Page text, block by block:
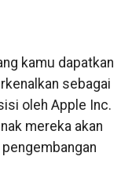
kamu dapatkan
sebagai
oleh Apple Inc.
mereka akan